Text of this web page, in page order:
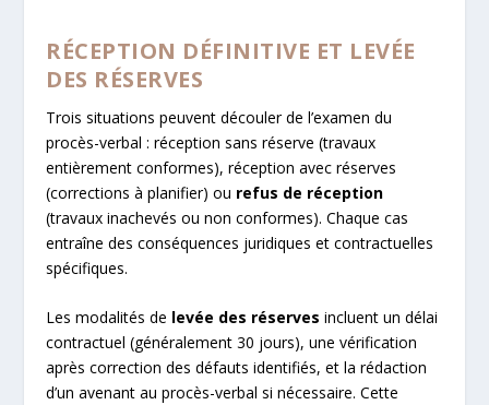
RÉCEPTION DÉFINITIVE ET LEVÉE
DES RÉSERVES
Trois situations peuvent découler de l’examen du
procès-verbal : réception sans réserve (travaux
entièrement conformes), réception avec réserves
(corrections à planifier) ou refus de réception
(travaux inachevés ou non conformes). Chaque cas
entraîne des conséquences juridiques et contractuelles
spécifiques.
Les modalités de levée des réserves incluent un délai
contractuel (généralement 30 jours), une vérification
après correction des défauts identifiés, et la rédaction
d’un avenant au procès-verbal si nécessaire. Cette